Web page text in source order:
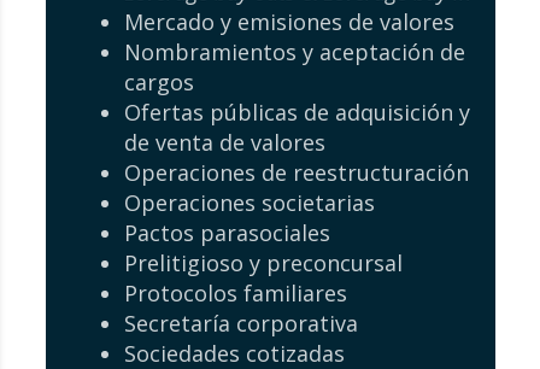
Mercado y emisiones de valores
Nombramientos y aceptación de
cargos
Ofertas públicas de adquisición y
de venta de valores
Operaciones de reestructuración
Operaciones societarias
Pactos parasociales
Prelitigioso y preconcursal
Protocolos familiares
Secretaría corporativa
Sociedades cotizadas